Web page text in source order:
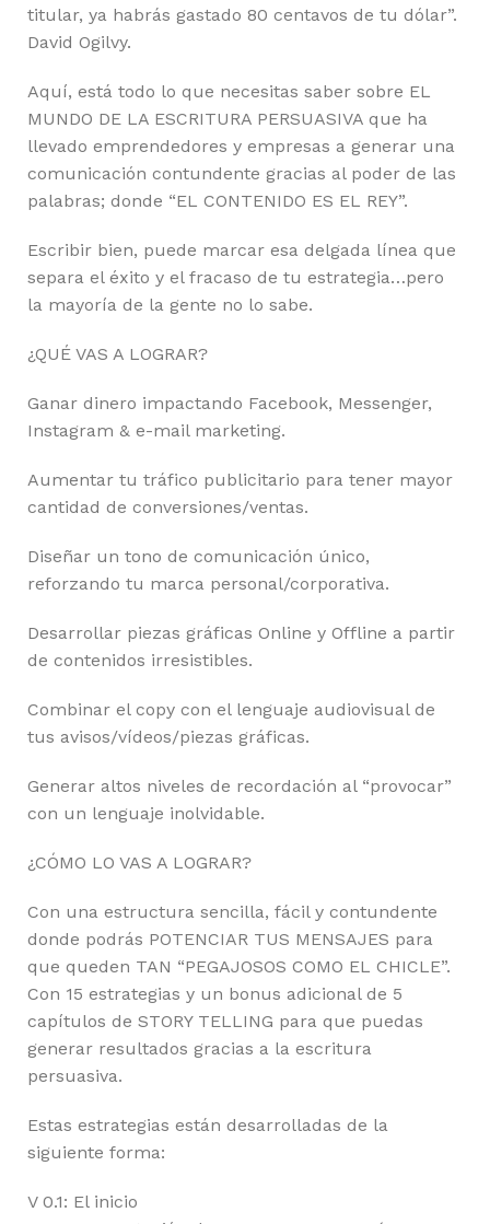
titular, ya habrás gastado 80 centavos de tu dólar”.
David Ogilvy.
Aquí, está todo lo que necesitas saber sobre EL
MUNDO DE LA ESCRITURA PERSUASIVA que ha
llevado emprendedores y empresas a generar una
comunicación contundente gracias al poder de las
palabras; donde “EL CONTENIDO ES EL REY”.
Escribir bien, puede marcar esa delgada línea que
separa el éxito y el fracaso de tu estrategia…pero
la mayoría de la gente no lo sabe.
¿QUÉ VAS A LOGRAR?
Ganar dinero impactando Facebook, Messenger,
Instagram & e-mail marketing.
Aumentar tu tráfico publicitario para tener mayor
cantidad de conversiones/ventas.
Diseñar un tono de comunicación único,
reforzando tu marca personal/corporativa.
Desarrollar piezas gráficas Online y Offline a partir
de contenidos irresistibles.
Combinar el copy con el lenguaje audiovisual de
tus avisos/vídeos/piezas gráficas.
Generar altos niveles de recordación al “provocar”
con un lenguaje inolvidable.
¿CÓMO LO VAS A LOGRAR?
Con una estructura sencilla, fácil y contundente
donde podrás POTENCIAR TUS MENSAJES para
que queden TAN “PEGAJOSOS COMO EL CHICLE”.
Con 15 estrategias y un bonus adicional de 5
capítulos de STORY TELLING para que puedas
generar resultados gracias a la escritura
persuasiva.
Estas estrategias están desarrolladas de la
siguiente forma:
V 0.1: El inicio